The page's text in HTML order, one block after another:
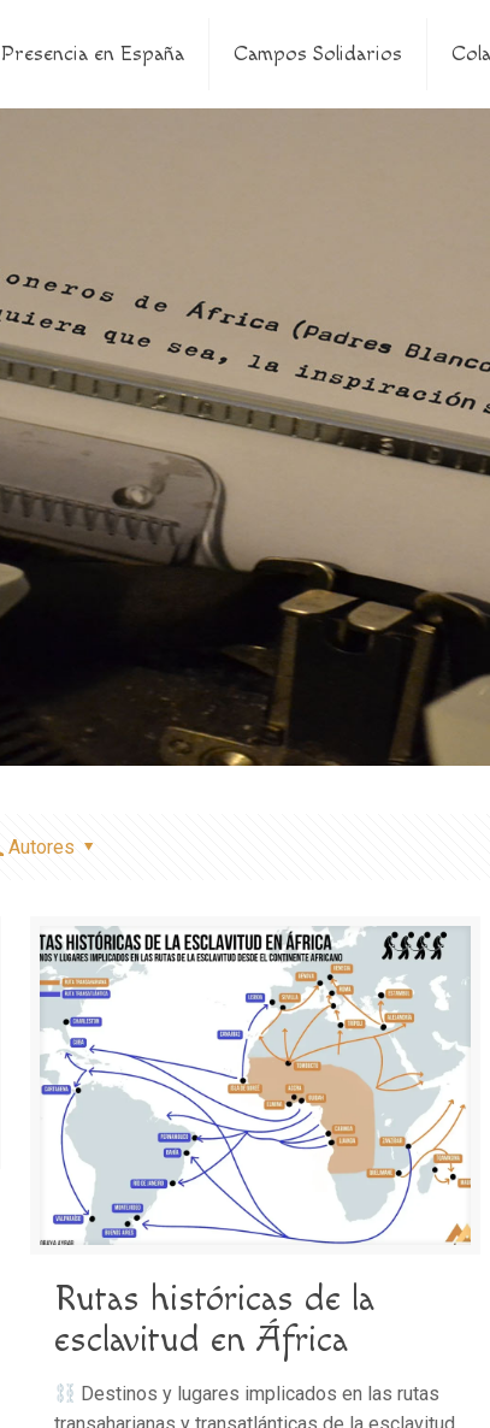
Presencia en España Campos Solidarios
Autores
Rutas históricas de la
esclavitud en África
Destinos y lugares implicados en las rutas